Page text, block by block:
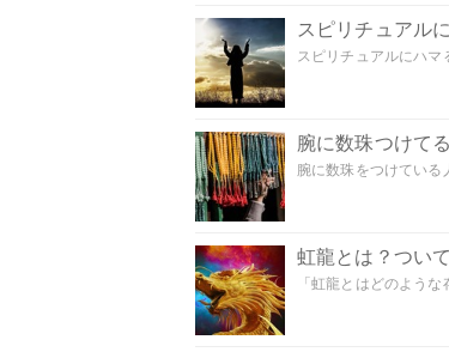
スピリチュアル
スピリチュアルにハマ
腕に数珠つけて
腕に数珠をつけている
虹龍とは？つい
「虹龍とはどのよう